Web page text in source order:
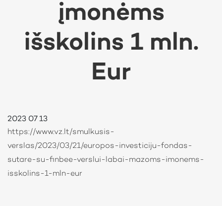
įmonėms
išskolins 1 mln.
Eur
2023 07 13
https://www.vz.lt/smulkusis-
verslas/2023/03/21/europos-investiciju-fondas-
sutare-su-finbee-verslui-labai-mazoms-imonems-
isskolins-1-mln-eur